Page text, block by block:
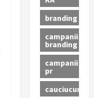
branding
campanii
branding
campanii
pr
cauciucuri